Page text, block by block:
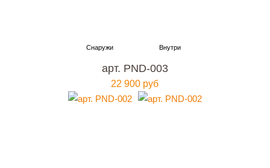
арт. PND-003
22 900 руб